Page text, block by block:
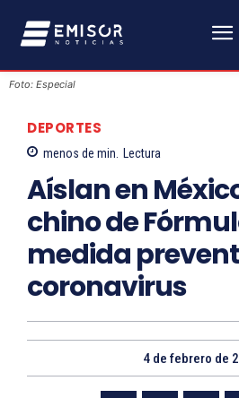
Foto: Especial
DEPORTES
menos de min. Lectura
Aíslan en
chino de
medida
coronavirus
4 de febrero de